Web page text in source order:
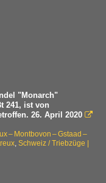
"Monarch"
241, ist von
26. April 2020 
– Montbovon – Gstaad –
, Schweiz / Triebzüge |